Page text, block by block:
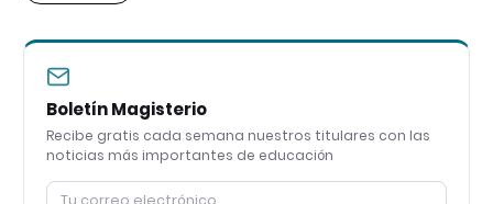
Boletín Magisterio
Recibe gratis cada semana nuestros titulares con las
noticias más importantes de educación